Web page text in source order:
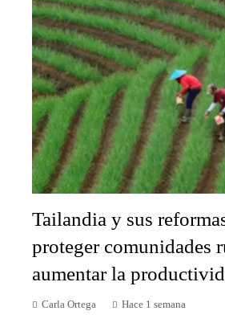
Tailandia y sus
proteger comunidades
aumentar la
Carla Ortega Hace 1 semana